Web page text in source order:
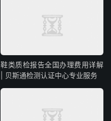
鞋类质检报告全国办理费用详解
| 贝斯通检测认证中心专业服务